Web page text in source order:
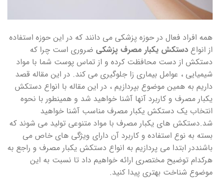
همه افراد فعال در حوزه پزشکی می دانند که در این حوزه استفاده
از انواع دستکش یکبار مصرف پزشکی ضروری است چرا که
دستکش از دست محافظت کرده و از تماس پوست شما با مواد
شیمیایی ، عوامل بیماری زا جلوگیری می کند. در این مقاله قصد
داریم به همین موضوع بپردازیم ، در این مقاله با انواع دستکش
یکبار مصرف و کاربرد آنها آشنا خواهید شد و همینطور با نحوه
انتخاب یک دستکش یکبار مصرف مناسب آشنا خواهید
شد.دستکش های یکبار مصرف با مواد متنوعی تولید می شوند که
بسته به نوع استفاده و کاربرد آن دارای ویژگی های خاص می
باشنددر ابتدا می پردازیم به انواع دستکش یکبار مصرف و راجع به
هرکدام توضیح مختصری ارائه خواهیم داد تا نسبت به این
موضوع شناخت بهتری پیدا کنید.